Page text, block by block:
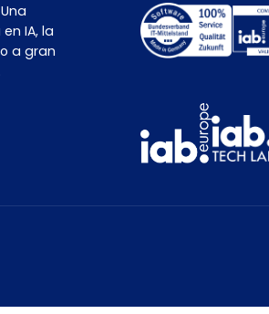
IA, la
a gran